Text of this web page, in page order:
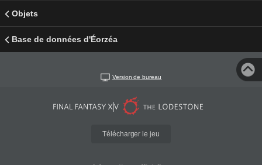
Objets
Base de données d'Éorzéa
Version de bureau
Télécharger le jeu